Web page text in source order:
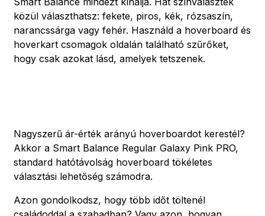
közül választhatsz: fekete, piros, kék, rózsaszín,
narancssárga vagy fehér. Használd a hoverboard és
hoverkart csomagok oldalán található szűrőket,
hogy csak azokat lásd, amelyek tetszenek.
Nagyszerű ár-érték arányú hoverboardot kerestél?
Akkor a Smart Balance Regular Galaxy Pink PRO,
standard hatótávolság hoverboard tökéletes
választási lehetőség számodra.
Azon gondolkodsz, hogy több időt töltenél